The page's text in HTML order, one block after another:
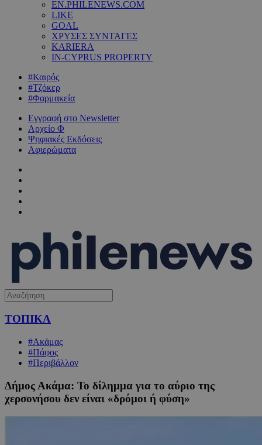
EN.PHILENEWS.COM
LIKE
GOAL
ΧΡΥΣΕΣ ΣΥΝΤΑΓΕΣ
KARIERA
IN-CYPRUS PROPERTY
#Καιρός
#Τζόκερ
#Φαρμακεία
Εγγραφή στο Newsletter
Αρχείο Φ
Ψηφιακές Εκδόσεις
Αφιερώματα
ΤΟΠΙΚΑ
#Ακάμας
#Πάφος
#Περιβάλλον
Δήμος Ακάμα: Το δίλημμα για το αύριο της
χερσονήσου δεν είναι «δρόμοι ή φύση»